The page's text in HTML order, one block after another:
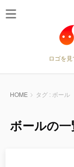
ロゴを
HOME タグ : ボール
ボールの一